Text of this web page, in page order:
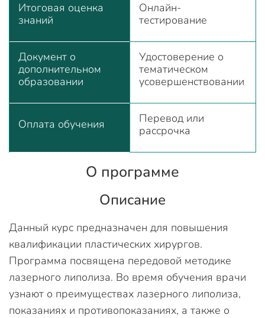
Итоговая оценка
знаний
Онлайн-
тестирование
Документ о
дополнительном
образовании
Удостоверение о
тематическом
усовершенствовании
Оплата обучения
Перевод или
рассрочка
О программе
Описание
Данный курс предназначен для повышения
квалификации пластических хирургов.
Программа посвящена передовой методике
лазерного липолиза. Во время обучения врачи
узнают о преимуществах лазерного липолиза,
показаниях и противопоказаниях, а также о